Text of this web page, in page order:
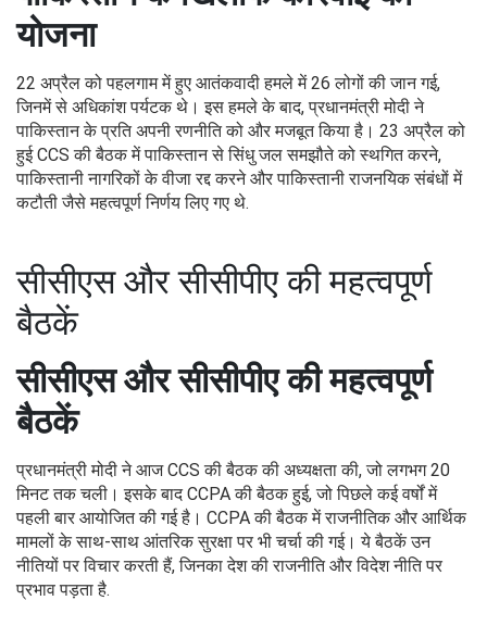
योजना
22 अप्रैल को पहलगाम में हुए आतंकवादी हमले में 26 लोगों की जान गई,
जिनमें से अधिकांश पर्यटक थे। इस हमले के बाद, प्रधानमंत्री मोदी ने
पाकिस्तान के प्रति अपनी रणनीति को और मजबूत किया है। 23 अप्रैल को
हुई CCS की बैठक में पाकिस्तान से सिंधु जल समझौते को स्थगित करने,
पाकिस्तानी नागरिकों के वीजा रद्द करने और पाकिस्तानी राजनयिक संबंधों में
कटौती जैसे महत्वपूर्ण निर्णय लिए गए थे.
सीसीएस और सीसीपीए की महत्वपूर्ण
बैठकें
सीसीएस और सीसीपीए की महत्वपूर्ण
बैठकें
प्रधानमंत्री मोदी ने आज CCS की बैठक की अध्यक्षता की, जो लगभग 20
मिनट तक चली। इसके बाद CCPA की बैठक हुई, जो पिछले कई वर्षों में
पहली बार आयोजित की गई है। CCPA की बैठक में राजनीतिक और आर्थिक
मामलों के साथ-साथ आंतरिक सुरक्षा पर भी चर्चा की गई। ये बैठकें उन
नीतियों पर विचार करती हैं, जिनका देश की राजनीति और विदेश नीति पर
प्रभाव पड़ता है.